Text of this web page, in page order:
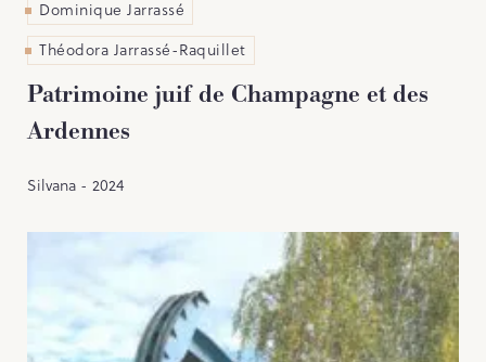
Dominique Jarrassé
Théodora Jarrassé-Raquillet
Patrimoine juif de Champagne et des
Ardennes
Silvana - 2024